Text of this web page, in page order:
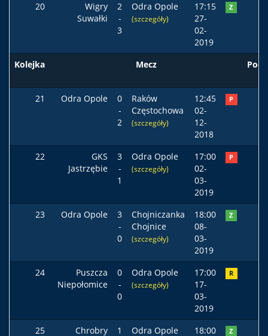
20
Wigry
Suwałki
2
-
3
Odra Opole
(szczegóły)
17:15
27-
02-
2019
Z
Kolejka Mecz
21 Odra Opole
0
-
2
Raków
Częstochowa
(szczegóły)
12:45
02-
12-
2018
P
22
GKS
Jastrzębie
3
-
1
Odra Opole
(szczegóły)
17:00
02-
03-
2019
P
23 Odra Opole
3
-
0
Chojniczanka
Chojnice
(szczegóły)
18:00
08-
03-
2019
Z
24
Puszcza
Niepołomice
0
-
0
Odra Opole
(szczegóły)
17:00
17-
03-
2019
R
25
Chrobry
1
Odra Opole
18:00
Z